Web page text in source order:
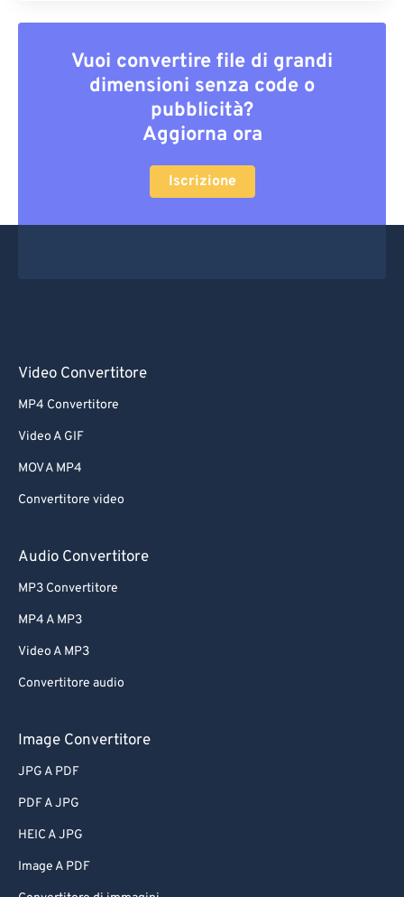
Vuoi convertire file di grandi
dimensioni senza code o
pubblicità?
Aggiorna ora
Iscrizione
Video Convertitore
MP4 Convertitore
Video A GIF
MOV A MP4
Convertitore video
Audio Convertitore
MP3 Convertitore
MP4 A MP3
Video A MP3
Convertitore audio
Image Convertitore
JPG A PDF
PDF A JPG
HEIC A JPG
Image A PDF